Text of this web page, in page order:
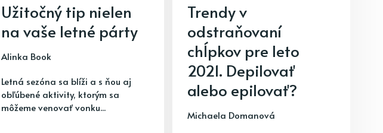
Užitočný tip nielen
na vaše letné párty
Alinka Book
Letná sezóna sa blíži a s ňou aj
obľúbené aktivity, ktorým sa
môžeme venovať vonku...
Trendy v
odstraňovaní
chĺpkov pre leto
2021. Depilovať
alebo epilovať?
Michaela Domanová